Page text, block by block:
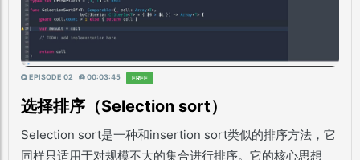
EPISODE 02 00:03:45 FREE
选择排序（Selection sort）
Selection sort是一种和insertion sort类似的排序方法， 它
同样只适用于对规模不大的集合进行排序。它的核心思想